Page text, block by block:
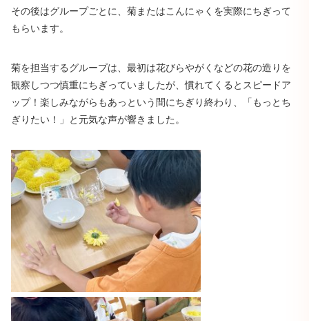
その後はグループごとに、菊またはこんにゃくを実際にちぎって
もらいます。
菊を担当するグループは、最初は花びらやがくなどの花の造りを
観察しつつ慎重にちぎっていましたが、慣れてくるとスピードア
ップ！楽しみながらもあっという間にちぎり終わり、「もっとち
ぎりたい！」と元気な声が響きました。